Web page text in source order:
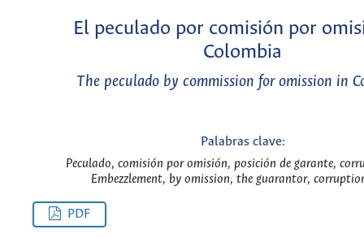
El peculado por comisión por
Colombia
The peculado by commission for omission in
Palabras clave:
Peculado, comisión por omisión, posición de garante,
Embezzlement, by omission, the guarantor,
PDF